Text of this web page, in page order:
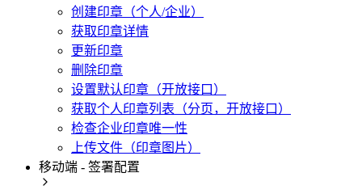
创建印章（个人/企业）
获取印章详情
更新印章
删除印章
设置默认印章（开放接口）
获取个人印章列表（分页，开放接口）
检查企业印章唯一性
上传文件（印章图片）
移动端 - 签署配置